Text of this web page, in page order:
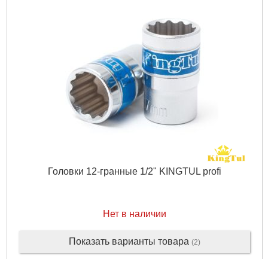
Головки 12-гранные 1/2" KINGTUL profi
Нет в наличии
Показать варианты товара (2)